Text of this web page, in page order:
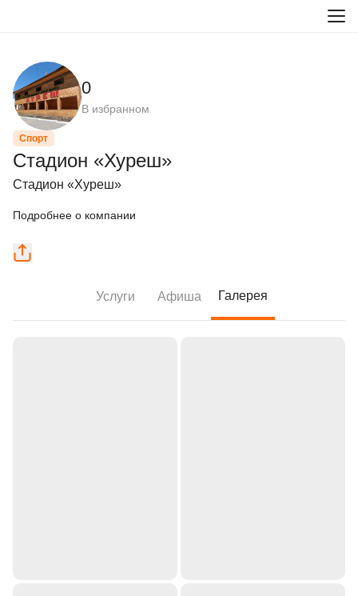
0
В избранном
Спорт
Стадион «Хуреш»
Стадион «Хуреш»
Подробнее о компании
Услуги Афиша Галерея